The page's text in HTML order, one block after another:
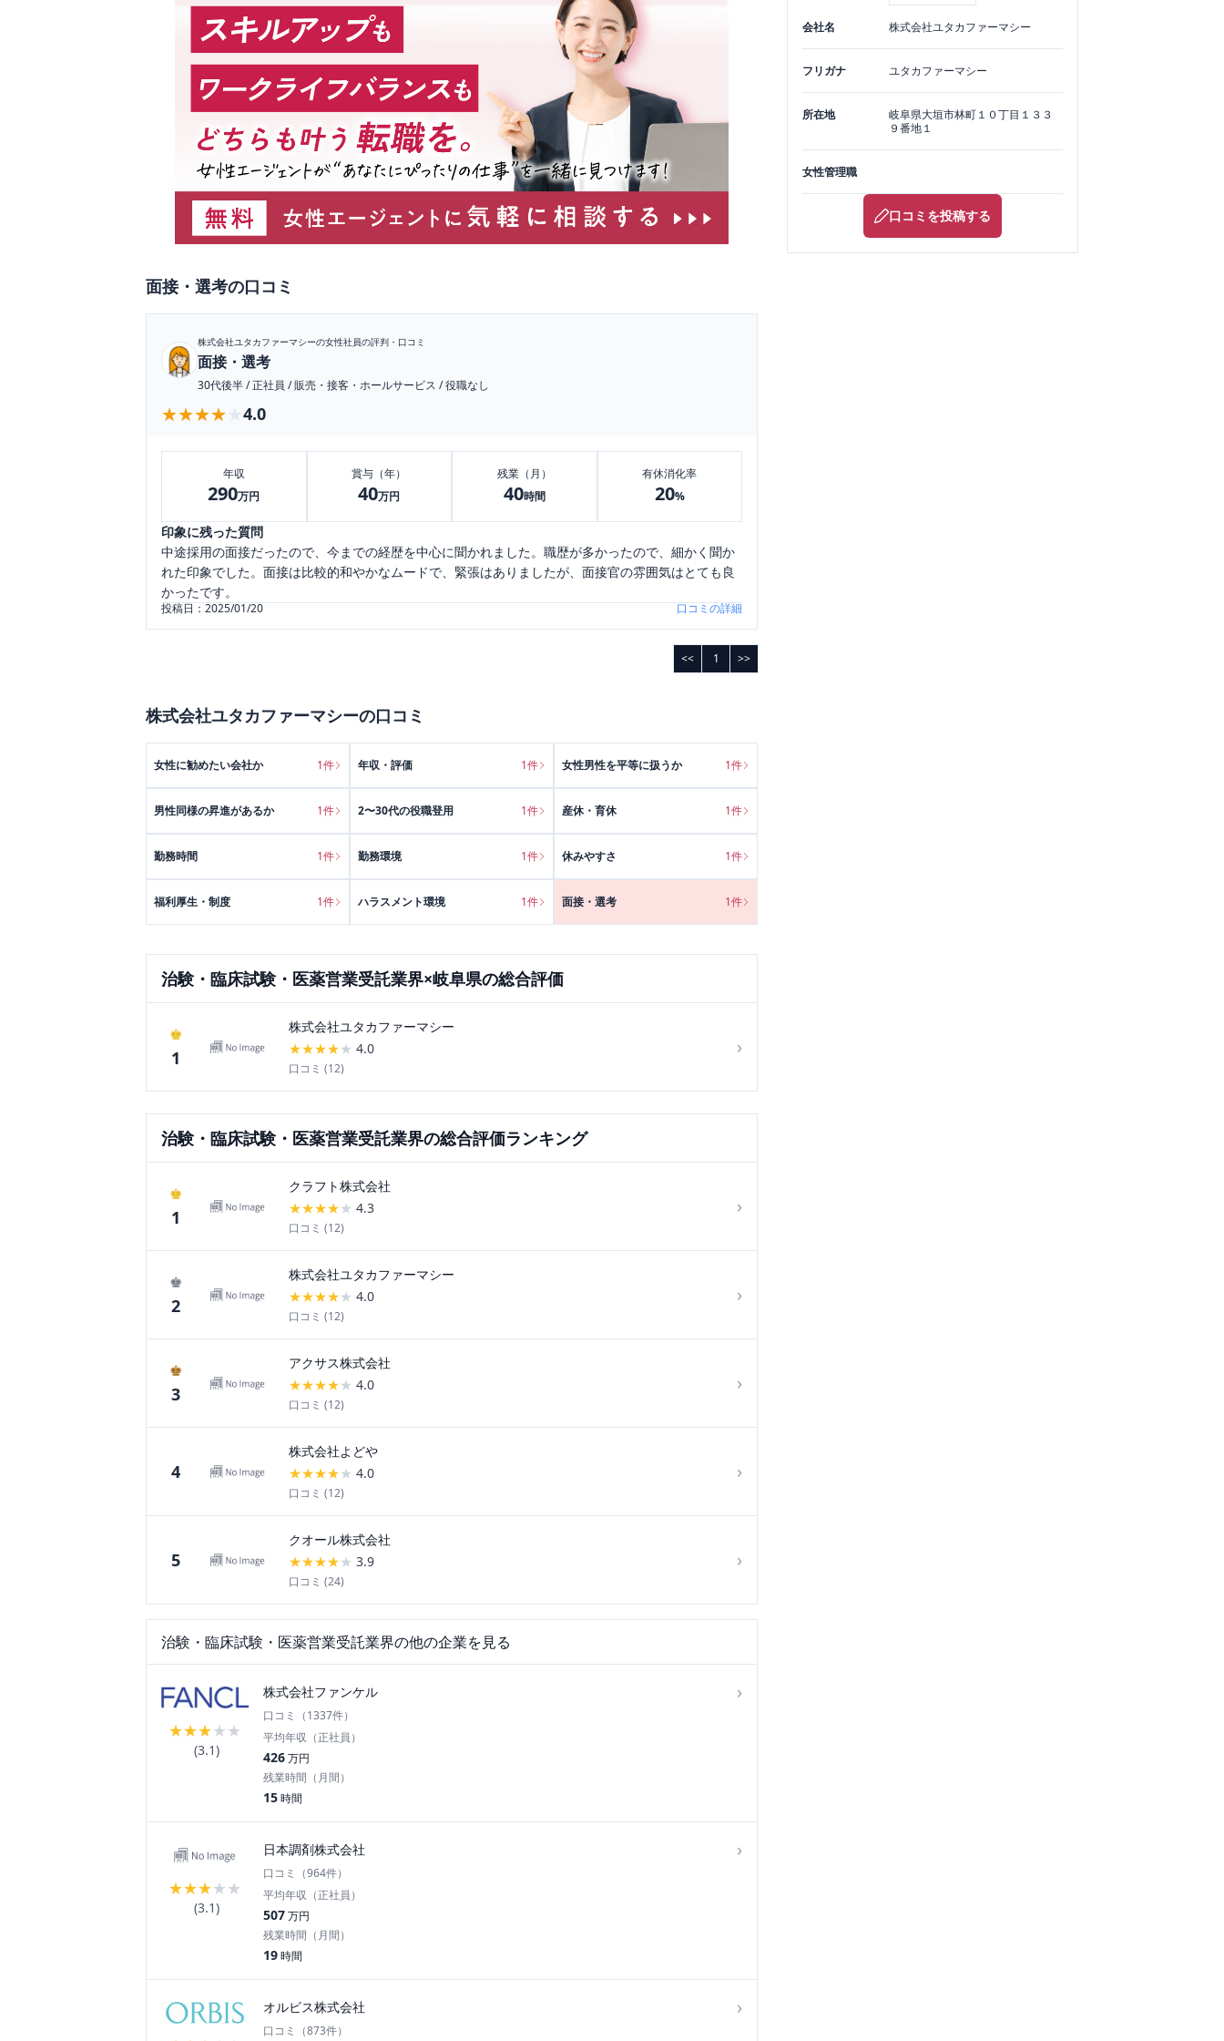
面接・選考の口コミ
株式会社ユタカファーマシーの女性社員の評判・口コミ
面接・選考
30代後半/正社員 /販売・接客・ホールサービス /役職なし
★★★★★
★★★★★ 4.0
年収
290万円
賞与（年）
40万円
残業（月）
40時間
有休消化率
20%
印象に残った質問
中途採用の面接だったので、今までの経歴を中心に聞かれました。職歴が多かったので、細かく聞か
れた印象でした。面接は比較的和やかなムードで、緊張はありましたが、面接官の雰囲気はとても良
かったです。
投稿日：2025/01/20 口コミの詳細
<< 1 >>
株式会社ユタカファーマシーの口コミ
女性に勧めたい会社か 1件 年収・評価 1件 女性男性を平等に扱うか 1件
男性同様の昇進があるか 1件 2〜30代の役職登用 1件 産休・育休 1件
勤務時間 1件 勤務環境 1件 休みやすさ 1件
福利厚生・制度 1件 ハラスメント環境 1件 面接・選考 1件
治験・臨床試験・医薬営業受託業界×岐阜県の総合評価
♚
1
株式会社ユタカファーマシー
★★★★★ 4.0
口コミ (12)
›
治験・臨床試験・医薬営業受託業界の総合評価ランキング
♚
1
クラフト株式会社
★★★★★ 4.3
口コミ (12)
›
♚
2
株式会社ユタカファーマシー
★★★★★ 4.0
口コミ (12)
›
♚
3
アクサス株式会社
★★★★★ 4.0
口コミ (12)
›
4
株式会社よどや
★★★★★ 4.0
口コミ (12)
›
5
クオール株式会社
★★★★★ 3.9
口コミ (24)
›
治験・臨床試験・医薬営業受託業界の他の企業を見る
★★★★★
(3.1)
株式会社ファンケル ›
口コミ（1337件）
平均年収（正社員）
426万円
残業時間（月間）
15時間
★★★★★
(3.1)
日本調剤株式会社 ›
口コミ（964件）
平均年収（正社員）
507万円
残業時間（月間）
19時間
オルビス株式会社 ›
口コミ（873件）
会社名 株式会社ユタカファーマシー
フリガナ ユタカファーマシー
所在地 岐阜県大垣市林町１０丁目１３３
９番地１
女性管理職
口コミを投稿する